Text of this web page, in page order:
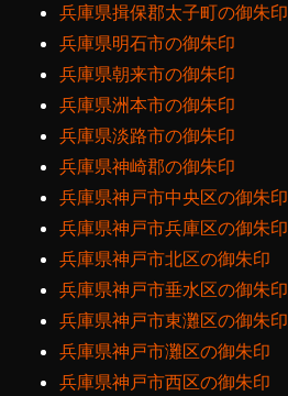
兵庫県揖保郡太子町の御朱印
兵庫県明石市の御朱印
兵庫県朝来市の御朱印
兵庫県洲本市の御朱印
兵庫県淡路市の御朱印
兵庫県神崎郡の御朱印
兵庫県神戸市中央区の御朱印
兵庫県神戸市兵庫区の御朱印
兵庫県神戸市北区の御朱印
兵庫県神戸市垂水区の御朱印
兵庫県神戸市東灘区の御朱印
兵庫県神戸市灘区の御朱印
兵庫県神戸市西区の御朱印